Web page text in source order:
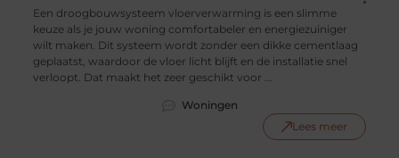
Een droogbouwsysteem vloerverwarming is een slimme
keuze als je jouw woning comfortabeler en energiezuiniger
wilt maken. Dit systeem wordt zonder een dikke cementlaag
geplaatst, waardoor de vloer licht blijft en de installatie snel
verloopt. Dat maakt het zeer geschikt voor ...
Woningen
Lees meer